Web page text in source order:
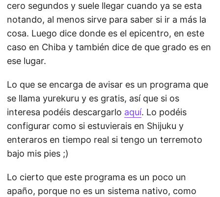
cero segundos y suele llegar cuando ya se esta
notando, al menos sirve para saber si ir a más la
cosa. Luego dice donde es el epicentro, en este
caso en Chiba y también dice de que grado es en
ese lugar.
Lo que se encarga de avisar es un programa que
se llama yurekuru y es gratis, así que si os
interesa podéis descargarlo aquí. Lo podéis
configurar como si estuvierais en Shijuku y
enteraros en tiempo real si tengo un terremoto
bajo mis pies ;)
Lo cierto que este programa es un poco un
apaño, porque no es un sistema nativo, como